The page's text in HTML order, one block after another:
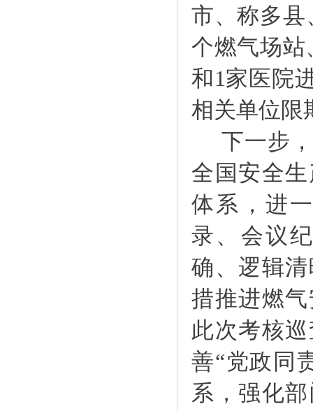
市、称多县
个燃气场站
和1家医院
相关单位限
下一步
全国安全
体系，进
录、会议
确、逻辑
措推进燃
此次考核
善“党政同
系，强化